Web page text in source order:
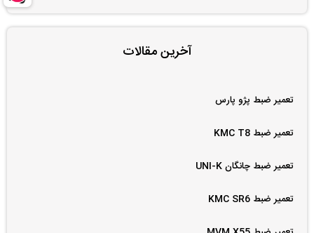
آخرین مقالات
تعمیر ضبط پژو پارس
تعمیر ضبط KMC T8
تعمیر ضبط چانگان UNI-K
تعمیر ضبط KMC SR6